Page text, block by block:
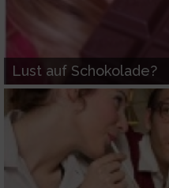
Lust auf Schokolade?